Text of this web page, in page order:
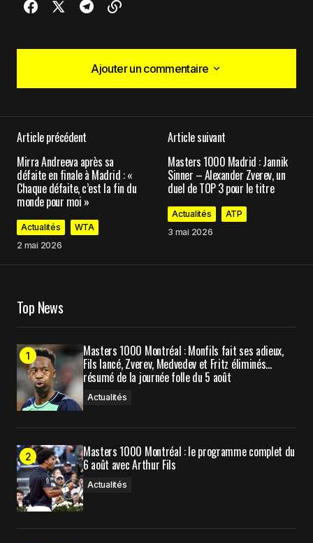
Ajouter un commentaire
Ajouter un commentaire
champs obligatoires sont indiqués avec*
Comment*
Enregistrer mon nom, mon e-mail et mon site
dans le navigateur pour mon prochain
commentaire.
Prévenez-moi de tous les nouveaux commentaires
par e-mail.
mail.
Article précédent
Mirra Andreeva après sa
défaite en finale à Madrid : «
Chaque défaite, c’est la fin du
monde pour moi »
Actualités
WTA
2 mai 2026
Article suivant
Masters 1000 Madrid : Jannik
Sinner – Alexander Zverev, un
duel de TOP 3 pour le titre
Actualités
ATP
3 mai 2026
Top News
Masters 1000 Montréal : Monfils fait ses adieux,
Fils lancé, Zverev, Medvedev et Fritz éliminés…
résumé de la journée folle du 5 août
Actualités
Masters 1000 Montréal : le programme complet du
6 août avec Arthur Fils
Actualités